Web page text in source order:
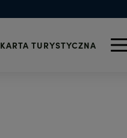
KARTA TURYSTYCZNA